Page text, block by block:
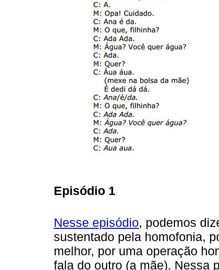
Episódio 1
Nesse episódio, podemos
sustentado pela homofonia,
melhor, por uma operação
fala do outro (a mãe). Nessa